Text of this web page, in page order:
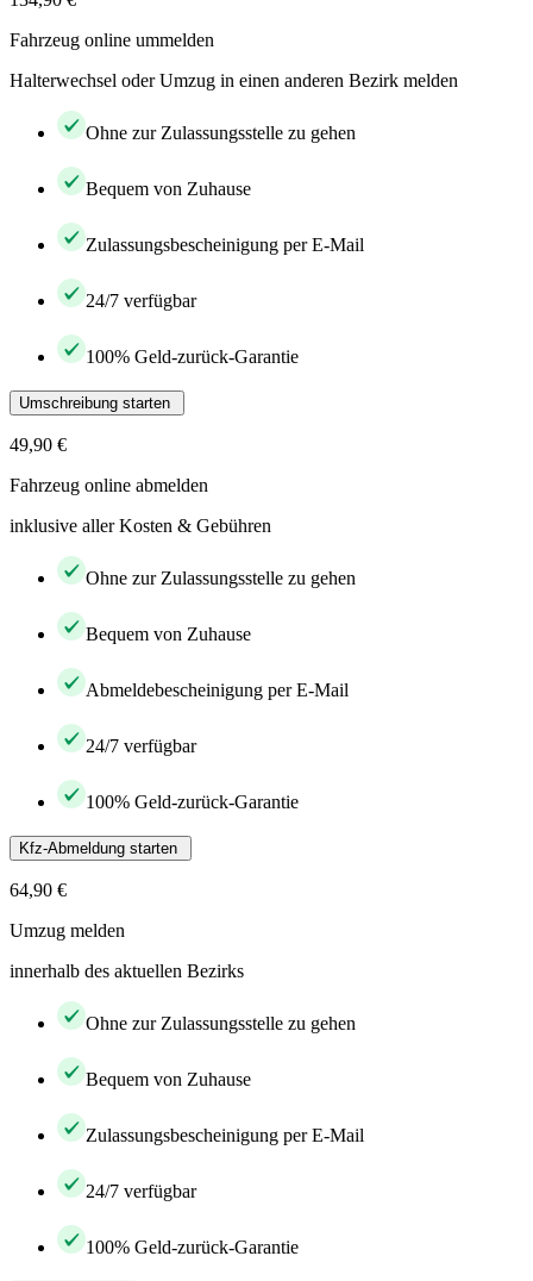
Fahrzeug online ummelden
Halterwechsel oder Umzug in einen anderen Bezirk melden
Ohne zur Zulassungsstelle zu gehen
Bequem von Zuhause
Zulassungsbescheinigung per E-Mail
24/7 verfügbar
100% Geld-zurück-Garantie
Umschreibung starten
49,90 €
Fahrzeug online abmelden
inklusive aller Kosten & Gebühren
Ohne zur Zulassungsstelle zu gehen
Bequem von Zuhause
Abmeldebescheinigung per E-Mail
24/7 verfügbar
100% Geld-zurück-Garantie
Kfz-Abmeldung starten
64,90 €
Umzug melden
innerhalb des aktuellen Bezirks
Ohne zur Zulassungsstelle zu gehen
Bequem von Zuhause
Zulassungsbescheinigung per E-Mail
24/7 verfügbar
100% Geld-zurück-Garantie